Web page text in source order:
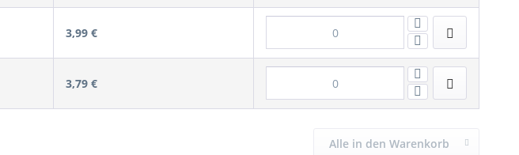
3,99 €
3,79 €
Alle in den Warenkorb